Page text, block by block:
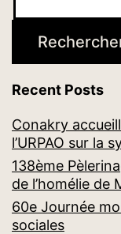
Recent Posts
Conakry
l’URPAO sur la
138ème
de l’homélie de
60e Journée
sociales